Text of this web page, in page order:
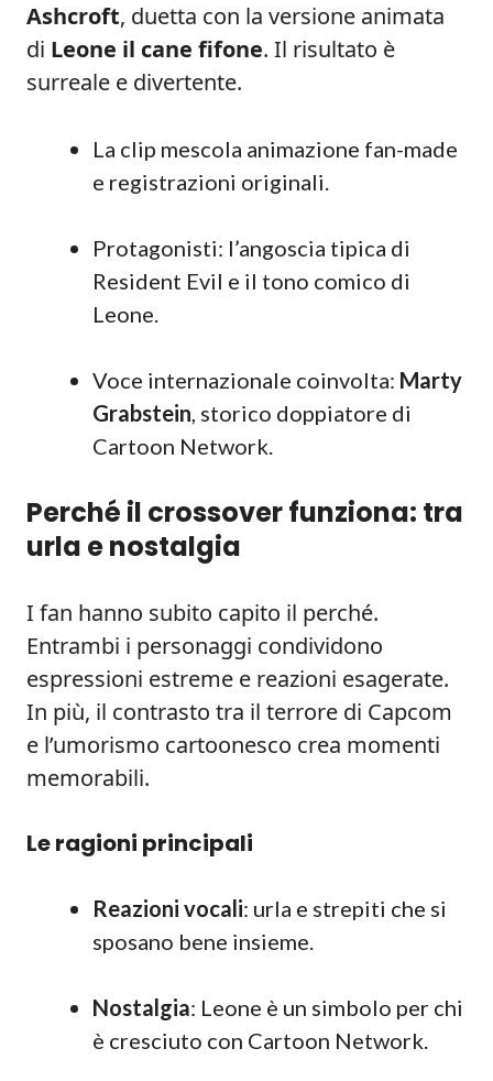
Ashcroft, duetta con la versione animata
di Leone il cane fifone. Il risultato è
surreale e divertente.
La clip mescola animazione fan-made
e registrazioni originali.
Protagonisti: l’angoscia tipica di
Resident Evil e il tono comico di
Leone.
Voce internazionale coinvolta: Marty
Grabstein, storico doppiatore di
Cartoon Network.
Perché il crossover funziona: tra
urla e nostalgia
I fan hanno subito capito il perché.
Entrambi i personaggi condividono
espressioni estreme e reazioni esagerate.
In più, il contrasto tra il terrore di Capcom
e l’umorismo cartoonesco crea momenti
memorabili.
Le ragioni principali
Reazioni vocali: urla e strepiti che si
sposano bene insieme.
Nostalgia: Leone è un simbolo per chi
è cresciuto con Cartoon Network.